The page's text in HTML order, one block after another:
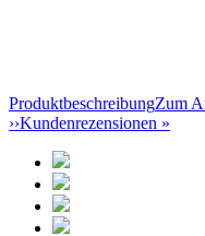
ProduktbeschreibungZum
››Kundenrezensionen »